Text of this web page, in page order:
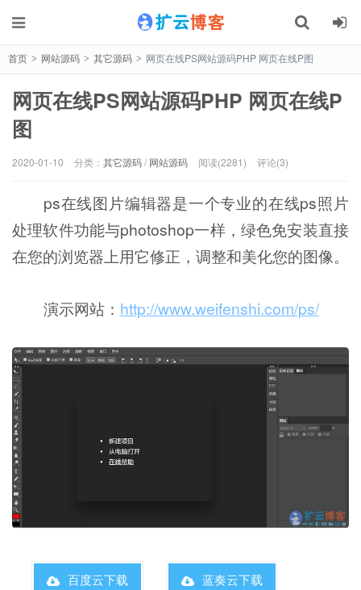
首页 > 网站源码 > 其它源码 > 网页在线PS网站源码PHP 网页在线P图
网页在线PS网站源码PHP 网页在线P
图
2020-01-10 分类： 其它源码/ 网站源码 阅读(2281) 评论(3)
ps在线图片编辑器是一个专业的在线ps照片
处理软件功能与photoshop一样，绿色免安装直接
在您的浏览器上用它修正，调整和美化您的图像。
演示网站： http://www.weifenshi.com/ps/
百度云下载 蓝奏云下载